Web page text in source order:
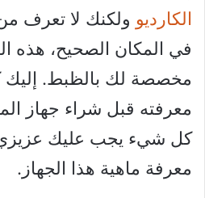
الكارديو ولكنك لا تعرف من
في المكان الصحيح، هذه
مخصصة لك بالظبط. إليك
معرفته قبل شراء جهاز
كل شيء يجب عليك
معرفة ماهية هذا الجهاز.